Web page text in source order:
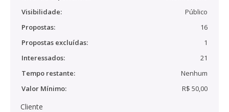
Visibilidade:
Público
Propostas:
16
Propostas excluídas:
1
Interessados:
21
Tempo restante:
Nenhum
Valor Mínimo:
R$ 50,00
Cliente